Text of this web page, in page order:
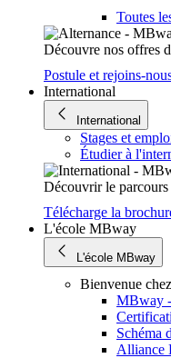
Toutes
Découvre nos offres
Postule et rejoins-
International
International
Stages et
Étudier à
Découvrir le
Télécharge la
L'école MBway
L'école MBway
Bienvenue
MBway
Schéma
Alliance